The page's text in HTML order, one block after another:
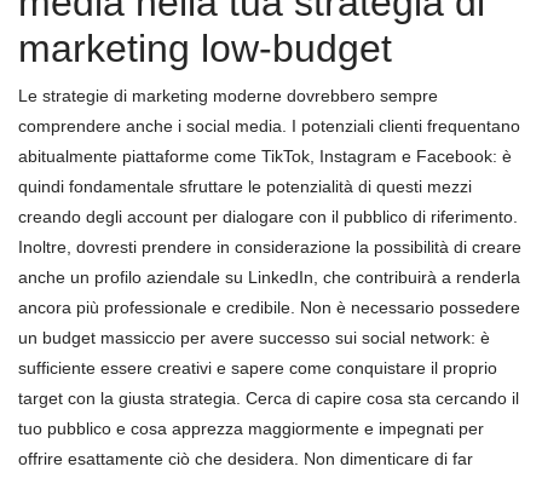
marketing low-budget
Le strategie di marketing moderne dovrebbero sempre
comprendere anche i social media. I potenziali clienti frequentano
abitualmente piattaforme come TikTok, Instagram e Facebook: è
quindi fondamentale sfruttare le potenzialità di questi mezzi
creando degli account per dialogare con il pubblico di riferimento.
Inoltre, dovresti prendere in considerazione la possibilità di creare
anche un profilo aziendale su LinkedIn, che contribuirà a renderla
ancora più professionale e credibile. Non è necessario possedere
un budget massiccio per avere successo sui social network: è
sufficiente essere creativi e sapere come conquistare il proprio
target con la giusta strategia. Cerca di capire cosa sta cercando il
tuo pubblico e cosa apprezza maggiormente e impegnati per
offrire esattamente ciò che desidera. Non dimenticare di far